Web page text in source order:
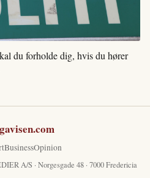
du forholde dig, hvis du hører
BusinessOpinion
A/S · Norgesgade 48 · 7000 Fredericia